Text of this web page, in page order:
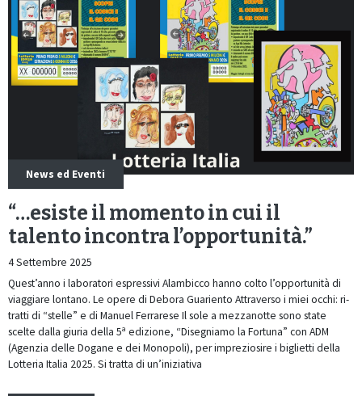
News ed Eventi
“…esiste il momento in cui il
talento incontra l’opportunità.”
4 Settembre 2025
Quest’anno i laboratori espressivi Alambicco hanno colto l’opportunità di
viaggiare lontano. Le opere di Debora Guariento Attraverso i miei occhi: ri-
tratti di “stelle” e di Manuel Ferrarese Il sole a mezzanotte sono state
scelte dalla giuria della 5ª edizione, “Disegniamo la Fortuna” con ADM
(Agenzia delle Dogane e dei Monopoli), per impreziosire i biglietti della
Lotteria Italia 2025. Si tratta di un’iniziativa